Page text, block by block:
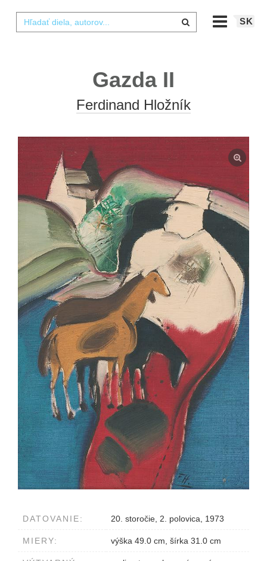
SK
Gazda II
Ferdinand Hložník
DATOVANIE: 20. storočie, 2. polovica, 1973
MIERY: výška 49.0 cm, šírka 31.0 cm